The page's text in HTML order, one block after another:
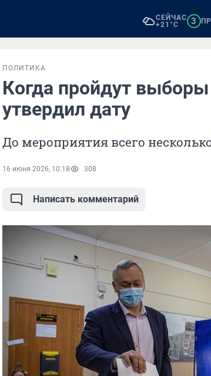
СЕЙЧАС
+21°C
3
ПОЛИТИКА
Когда пройдут
утвердил дату
До мероприятия всего
16 июня 2026, 10:18 308
Написать комментарий